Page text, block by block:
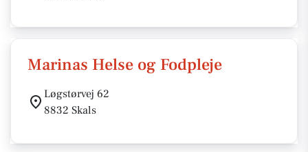
Marinas Helse og Fodpleje
Løgstørvej 62
8832 Skals